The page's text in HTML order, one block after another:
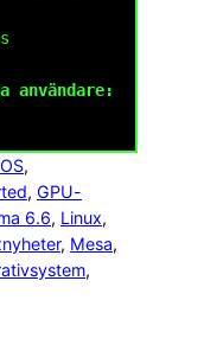
användare:
, GPU-
6.6, Linux
, Mesa